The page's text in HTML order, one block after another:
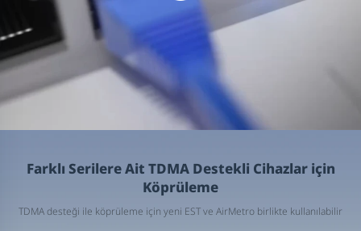
Farklı Serilere Ait TDMA Destekli Cihazlar için
Köprüleme
TDMA desteği ile köprüleme için yeni EST ve AirMetro birlikte kullanılabilir